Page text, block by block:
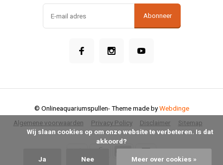
Abonneer
Algemene voorwaarden Privacy Policy Disclaimer Sitemap
© Onlineaquariumspullen- Theme made byWebdinge
akkoord?
Ja Nee Meer over cookies »